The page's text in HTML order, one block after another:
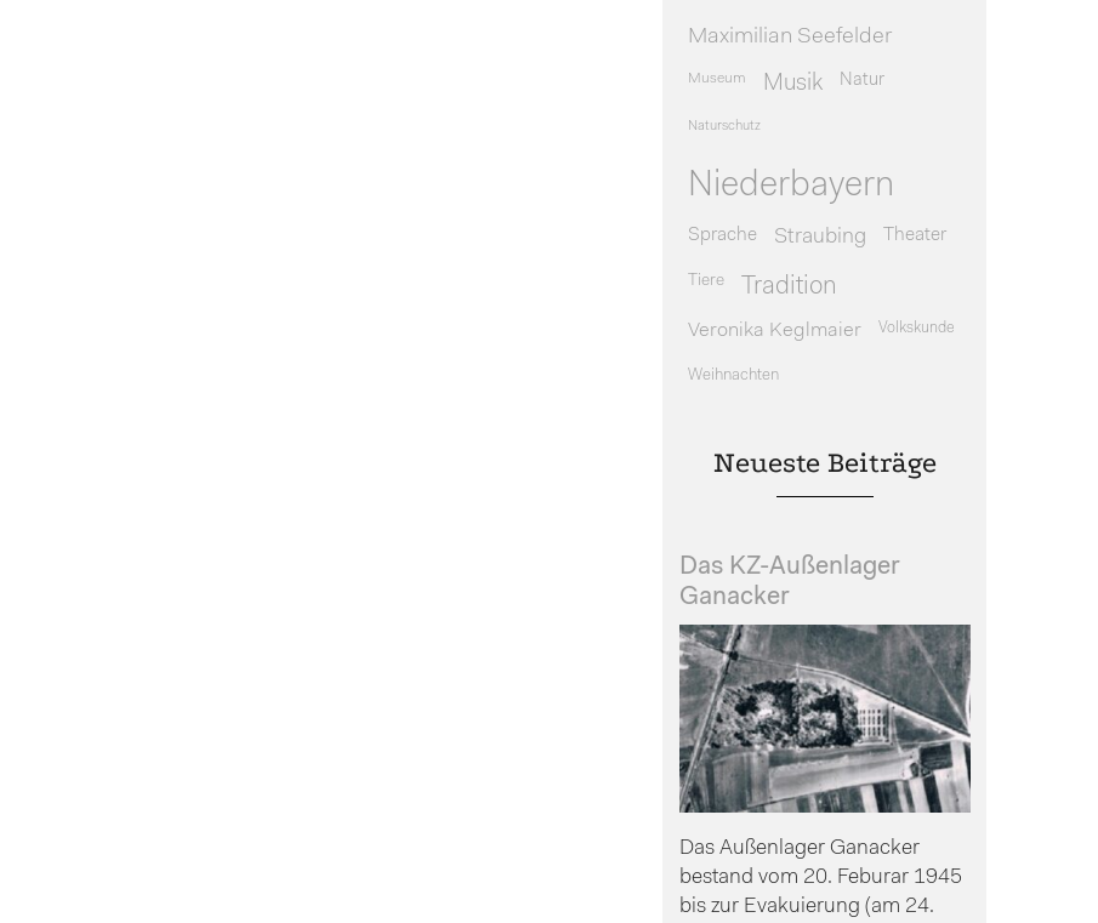
Maximilian Seefelder
Museum Musik Natur
Naturschutz
Niederbayern
Sprache Straubing Theater
Tiere Tradition
Veronika Keglmaier Volkskunde
Weihnachten
Neueste Beiträge
Das KZ-Außenlager
Ganacker
Das Außenlager Ganacker
bestand vom 20. Feburar 1945
bis zur Evakuierung (am 24.